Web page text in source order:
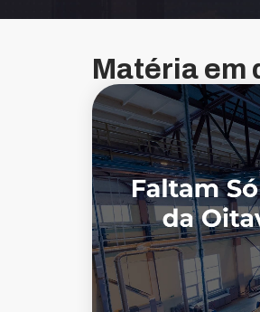
Matéria em